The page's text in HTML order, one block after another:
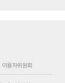
이용자위원회